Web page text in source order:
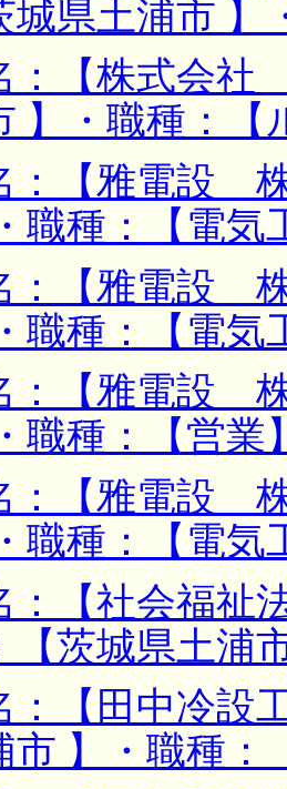
城県土浦市 】
：【株式会社
】・職種：【
：【雅電設
職種：【電気
：【雅電設
職種：【電気
：【雅電設
職種：【営業
：【雅電設
職種：【電気
：【社会福
【茨城県土浦
：【田中冷設
市 】・職種：